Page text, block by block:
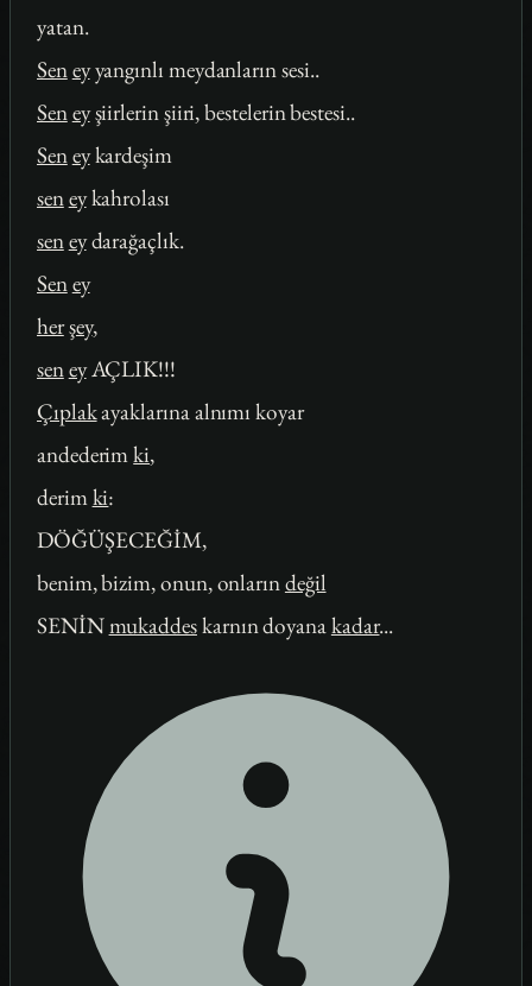
yatan.
Seneyyangınlı meydanların sesi..
Seneyşiirlerin şiiri, bestelerin bestesi..
Seneykardeşim
seneykahrolası
seneydarağaçlık.
Seney
herşey,
seneyAÇLIK!!!
Çıplakayaklarına alnımı koyar
andederimki,
derimki:
DÖĞÜŞECEĞİM,
benim, bizim, onun, onlarındeğil
SENİNmukaddeskarnın doyanakadar...